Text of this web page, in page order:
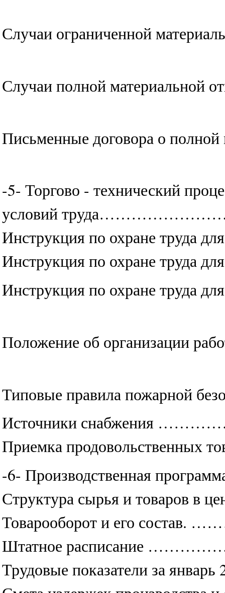
Случаи ограниченной
Случаи полной
Письменные договора о
-5- Торгово - технический
условий
Инструкция по охране
Инструкция по охране
Инструкция по охране
Положение об организации
Типовые правила
Источники
Приемка
-6- Производственная
Структура сырья и товаров
Товарооборот и его
Штатное
Трудовые показатели